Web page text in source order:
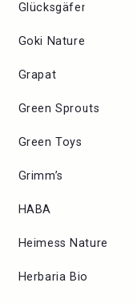
Glücksgäfer
Goki Nature
Grapat
Green Sprouts
Green Toys
Grimm’s
HABA
Heimess Nature
Herbaria Bio